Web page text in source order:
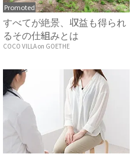
Promoted
すべてが絶景、収益も得られ
るその仕組みとは
COCO VILLA on GOETHE